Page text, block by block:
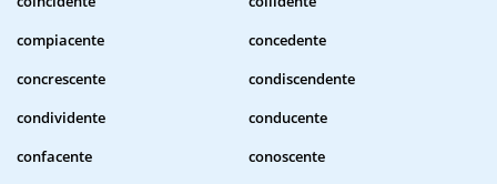
compiacente
concedente
concrescente
condiscendente
condividente
conducente
confacente
conoscente